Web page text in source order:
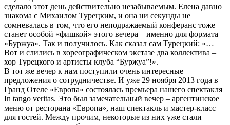
сделало этот день действительно незабываемым. Елена давно
знакома с Михаилом Турецким, и она ни секунды не
сомневалась в том, что его неподражаемый конферанс тоже
станет особой «фишкой» этого вечера – именно для формата
«Буржуа». Так и получилось. Как сказал сам Турецкий: «…
Вот и слились в хореографическом экстазе два коллектива –
хор Турецкого и артисты клуба “Буржуа”!».
В тот же вечер к нам поступили очень интересные
предложения о сотрудничестве. И уже 29 ноября 2013 года в
Гранд Отеле «Европа» состоялась премьера нашего спектакля
In tango veritas. Это был замечательный вечер – аргентинское
меню от ресторана «Европа», наш спектакль и мастер-класс
для гостей. Между прочим, некоторые из них уже стали